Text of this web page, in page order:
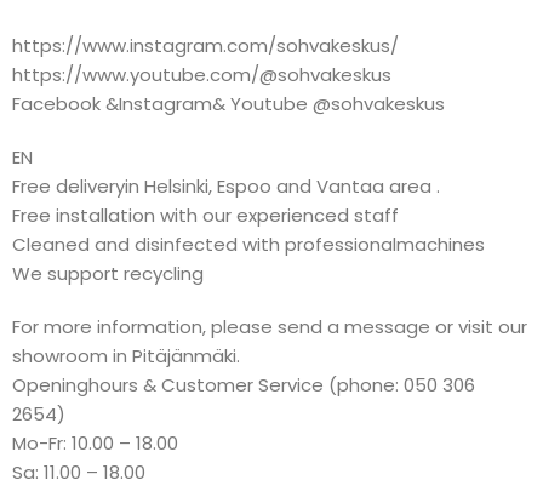
https://www.instagram.com/sohvakeskus/
https://www.youtube.com/@sohvakeskus
Facebook &Instagram& Youtube @sohvakeskus
EN
Free deliveryin Helsinki, Espoo and Vantaa area .
Free installation with our experienced staff
Cleaned and disinfected with professionalmachines
We support recycling
For more information, please send a message or visit our
showroom in Pitäjänmäki.
Openinghours & Customer Service (phone: 050 306
2654)
Mo-Fr: 10.00 – 18.00
Sa: 11.00 – 18.00